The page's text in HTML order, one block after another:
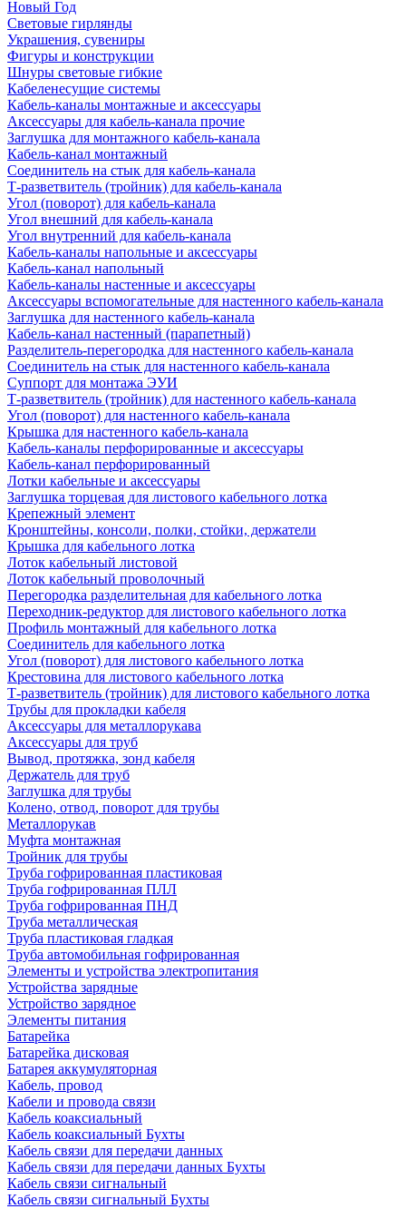
Новый Год
Световые гирлянды
Украшения, сувениры
Фигуры и конструкции
Шнуры световые гибкие
Кабеленесущие системы
Кабель-каналы монтажные и аксессуары
Аксессуары для кабель-канала прочие
Заглушка для монтажного кабель-канала
Кабель-канал монтажный
Соединитель на стык для кабель-канала
Т-разветвитель (тройник) для кабель-канала
Угол (поворот) для кабель-канала
Угол внешний для кабель-канала
Угол внутренний для кабель-канала
Кабель-каналы напольные и аксессуары
Кабель-канал напольный
Кабель-каналы настенные и аксессуары
Аксессуары вспомогательные для настенного кабель-канала
Заглушка для настенного кабель-канала
Кабель-канал настенный (парапетный)
Разделитель-перегородка для настенного кабель-канала
Соединитель на стык для настенного кабель-канала
Суппорт для монтажа ЭУИ
Т-разветвитель (тройник) для настенного кабель-канала
Угол (поворот) для настенного кабель-канала
Крышка для настенного кабель-канала
Кабель-каналы перфорированные и аксессуары
Кабель-канал перфорированный
Лотки кабельные и аксессуары
Заглушка торцевая для листового кабельного лотка
Крепежный элемент
Кронштейны, консоли, полки, стойки, держатели
Крышка для кабельного лотка
Лоток кабельный листовой
Лоток кабельный проволочный
Перегородка разделительная для кабельного лотка
Переходник-редуктор для листового кабельного лотка
Профиль монтажный для кабельного лотка
Соединитель для кабельного лотка
Угол (поворот) для листового кабельного лотка
Крестовина для листового кабельного лотка
Т-разветвитель (тройник) для листового кабельного лотка
Трубы для прокладки кабеля
Аксессуары для металлорукава
Аксессуары для труб
Вывод, протяжка, зонд кабеля
Держатель для труб
Заглушка для трубы
Колено, отвод, поворот для трубы
Металлорукав
Муфта монтажная
Тройник для трубы
Труба гофрированная пластиковая
Труба гофрированная ПЛЛ
Труба гофрированная ПНД
Труба металлическая
Труба пластиковая гладкая
Труба автомобильная гофрированная
Элементы и устройства электропитания
Устройства зарядные
Устройство зарядное
Элементы питания
Батарейка
Батарейка дисковая
Батарея аккумуляторная
Кабель, провод
Кабели и провода связи
Кабель коаксиальный
Кабель коаксиальный Бухты
Кабель связи для передачи данных
Кабель связи для передачи данных Бухты
Кабель связи сигнальный
Кабель связи сигнальный Бухты